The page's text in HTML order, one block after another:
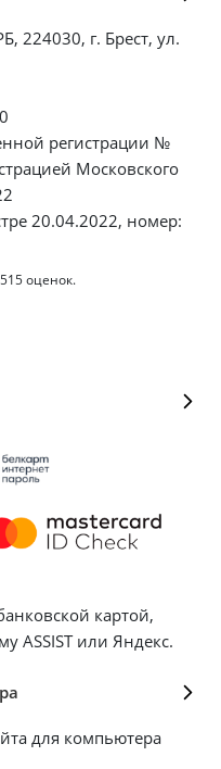
224030, г. Брест, ул.
регистрации №
Московского
20.04.2022, номер:
515оценок.
картой,
ASSIST или Яндекс.
для компьютера